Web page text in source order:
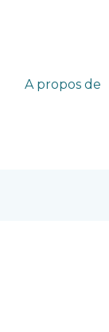
A propos de